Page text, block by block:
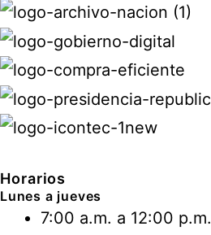
Horarios
Lunes a jueves
7:00 a.m. a 12:00 p.m.